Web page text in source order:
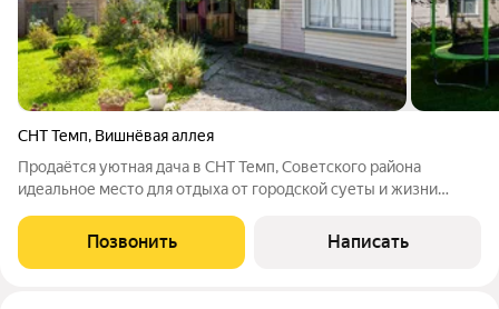
СНТ Темп, Вишнёвая аллея
Продаётся уютная дача в СНТ Темп, Советского района
идеальное место для отдыха от городской суеты и жизни
из двух этажей, на первом гостиная + кухня, на втором-
спальня, свет заведен в дом
Позвонить Написать